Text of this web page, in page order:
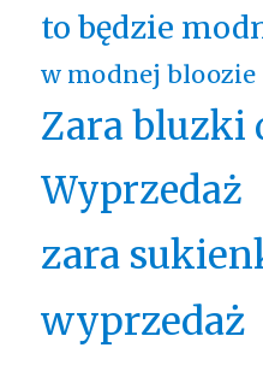
to będzie
w modnej bloozie
Zara bluzki
Wyprzedaż
zara
wyprzedaż